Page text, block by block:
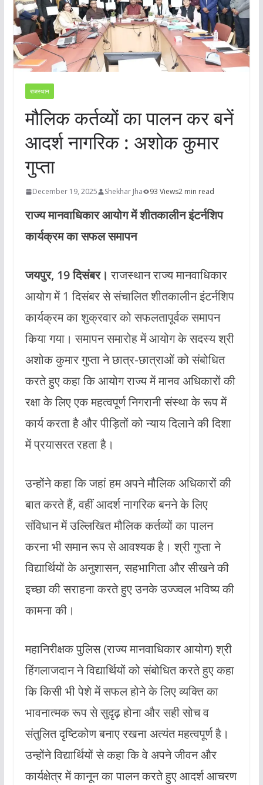
राजस्थान
मौलिक कर्तव्यों का पालन कर बनें
आदर्श नागरिक : अशोक कुमार
गुप्ता
December 19, 2025 Shekhar Jha 93 Views2 min read
राज्य मानवाधिकार आयोग में शीतकालीन इंटर्नशिप
कार्यक्रम का सफल समापन
जयपुर, 19 दिसंबर।राजस्थान राज्य मानवाधिकार
आयोग में 1 दिसंबर से संचालित शीतकालीन इंटर्नशिप
कार्यक्रम का शुक्रवार को सफलतापूर्वक समापन
किया गया। समापन समारोह में आयोग के सदस्य श्री
अशोक कुमार गुप्ता ने छात्र-छात्राओं को संबोधित
करते हुए कहा कि आयोग राज्य में मानव अधिकारों की
रक्षा के लिए एक महत्वपूर्ण निगरानी संस्था के रूप में
कार्य करता है और पीड़ितों को न्याय दिलाने की दिशा
में प्रयासरत रहता है।
उन्होंने कहा कि जहां हम अपने मौलिक अधिकारों की
बात करते हैं, वहीं आदर्श नागरिक बनने के लिए
संविधान में उल्लिखित मौलिक कर्तव्यों का पालन
करना भी समान रूप से आवश्यक है। श्री गुप्ता ने
विद्यार्थियों के अनुशासन, सहभागिता और सीखने की
इच्छा की सराहना करते हुए उनके उज्ज्वल भविष्य की
कामना की।
महानिरीक्षक पुलिस (राज्य मानवाधिकार आयोग) श्री
हिंगलाजदान ने विद्यार्थियों को संबोधित करते हुए कहा
कि किसी भी पेशे में सफल होने के लिए व्यक्ति का
भावनात्मक रूप से सुदृढ़ होना और सही सोच व
संतुलित दृष्टिकोण बनाए रखना अत्यंत महत्वपूर्ण है।
उन्होंने विद्यार्थियों से कहा कि वे अपने जीवन और
कार्यक्षेत्र में कानून का पालन करते हुए आदर्श आचरण